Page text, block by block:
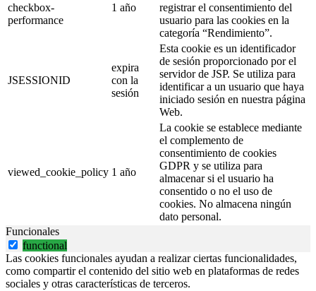
checkbox-
performance
1 año
registrar el consentimiento del
usuario para las cookies en la
categoría “Rendimiento”.
JSESSIONID
expira
con la
sesión
Esta cookie es un identificador
de sesión proporcionado por el
servidor de JSP. Se utiliza para
identificar a un usuario que haya
iniciado sesión en nuestra página
Web.
viewed_cookie_policy 1 año
La cookie se establece mediante
el complemento de
consentimiento de cookies
GDPR y se utiliza para
almacenar si el usuario ha
consentido o no el uso de
cookies. No almacena ningún
dato personal.
Funcionales
functional
Las cookies funcionales ayudan a realizar ciertas funcionalidades,
como compartir el contenido del sitio web en plataformas de redes
sociales y otras características de terceros.